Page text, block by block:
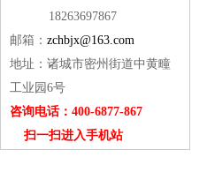
18263697867
邮箱： zchbjx@163.com
地址：诸城市密州街道中黄疃
工业园6号
咨询电话：400-6877-867
扫一扫进入手机站